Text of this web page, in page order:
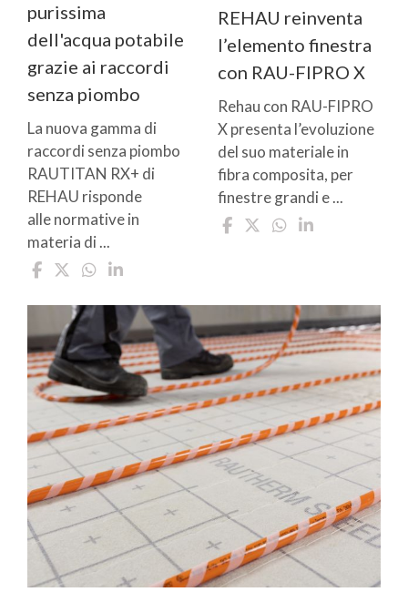
purissima
dell'acqua potabile
grazie ai raccordi
senza piombo
La nuova gamma di
raccordi senza piombo
RAUTITAN RX+ di
REHAU risponde
alle normative in
materia di ...
REHAU reinventa
l’elemento finestra
con RAU-FIPRO X
Rehau con RAU-FIPRO
X presenta l’evoluzione
del suo materiale in
fibra composita, per
finestre grandi e ...